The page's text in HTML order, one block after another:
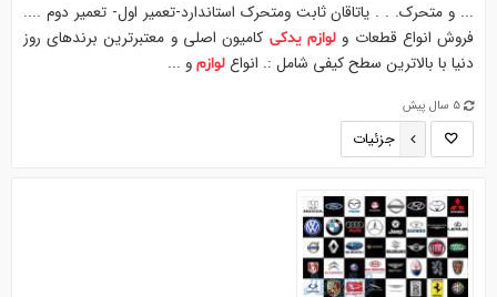
... و متحرک. . . یاتاقان ثابت ومتحرک استاندارد-تعمیر اول- تعمیر دوم ....
فروش انواع قطعات و لوازم یدکی کامیون اصلی و معتبرترین برندهای روز
دنیا با بالاترین سطح کیفی شامل :. انواع لوازمو ...
5 سال پیش
جزئیات